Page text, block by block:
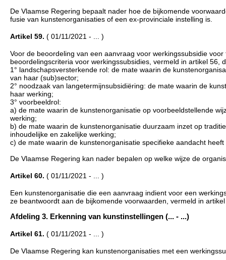
De Vlaamse Regering bepaalt nader hoe de bijkomende
fusie van kunstenorganisaties of een ex-provinciale instelling is.
Artikel 59. ( 01/11/2021 - ... )
Voor de beoordeling van een aanvraag voor werkingssubsidie
beoordelingscriteria voor werkingssubsidies, vermeld in artikel
1° landschapsversterkende rol: de mate waarin de
van haar (sub)sector;
2° noodzaak van langetermijnsubsidiëring: de mate waarin de
haar werking;
3° voorbeeldrol:
a) de mate waarin de kunstenorganisatie op voorbeeldstellende
werking;
b) de mate waarin de kunstenorganisatie duurzaam inzet op
inhoudelijke en zakelijke werking;
c) de mate waarin de kunstenorganisatie specifieke aandacht
De Vlaamse Regering kan nader bepalen op welke wijze de
Artikel 60. ( 01/11/2021 - ... )
Een kunstenorganisatie die een aanvraag indient voor een
ze beantwoordt aan de bijkomende voorwaarden, vermeld in
Afdeling 3. Erkenning van kunstinstellingen (... - ...)
Artikel 61. ( 01/11/2021 - ... )
De Vlaamse Regering kan kunstenorganisaties met een